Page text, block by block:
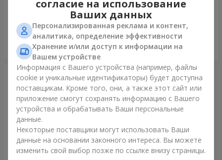
Заказать
золото"
Заказать
согласие на использование
Ваших данных
Персонализированная реклама и контент,
аналитика, определение эффективности
Хранение и/или доступ к информации на
Вашем устройстве
Информация с Вашего устройства (например, файлы
cookie и уникальные идентификаторы) будет доступна
поставщикам. Кроме того, они, а также этот сайт или
приложение смогут сохранять информацию с Вашего
устройства и обрабатывать Ваши персональные
данные.
Некоторые поставщики могут использовать Ваши
данные на основании законного интереса. Вы можете
изменить свой выбор позже по ссылке внизу страницы.